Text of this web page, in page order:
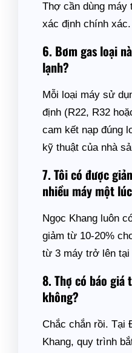
Thợ cần dùng máy
xác định chính xác.
6. Bơm gas loại
lạnh?
Mỗi loại máy sử
định (R22, R32
cam kết nạp đúng
kỹ thuật của nhà
7. Tôi có được
nhiều máy một
Ngọc Khang luôn
giảm từ 10-20%
từ 3 máy trở lên tại
8. Thợ có báo
không?
Chắc chắn rồi. Tại
Khang, quy trình